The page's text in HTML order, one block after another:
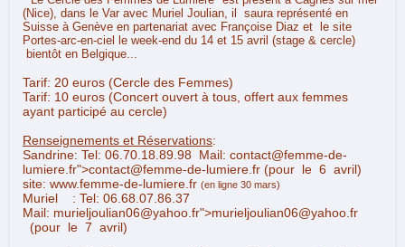
(Nice), dans le Var avec Muriel Joulian, il saura représenté en
Suisse à Genève en partenariat avec Françoise Diaz et le site
Portes-arc-en-ciel le week-end du 14 et 15 avril (stage & cercle)
bientôt en Belgique...
Tarif: 20 euros (Cercle des Femmes)
Tarif: 10 euros (Concert ouvert à tous, offert aux femmes
ayant participé au cercle)
Renseignements et Réservations:
Sandrine: Tel: 06.70.18.89.98 Mail: contact@femme-de-
lumiere.fr">contact@femme-de-lumiere.fr (pour le 6 avril)
site: www.femme-de-lumiere.fr (en ligne 30 mars)
Muriel : Tel: 06.68.07.86.37
Mail: murieljoulian06@yahoo.fr">murieljoulian06@yahoo.fr
(pour le 7 avril)